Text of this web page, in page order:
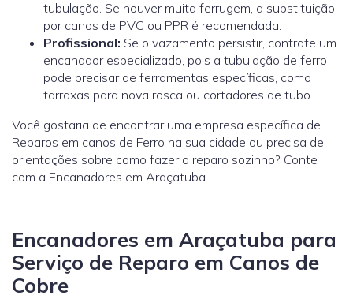
tubulação. Se houver muita ferrugem, a substituição
por canos de PVC ou PPR é recomendada.
Profissional: Se o vazamento persistir, contrate um
encanador especializado, pois a tubulação de ferro
pode precisar de ferramentas específicas, como
tarraxas para nova rosca ou cortadores de tubo.
Você gostaria de encontrar uma empresa específica de
Reparos em canos de Ferro na sua cidade ou precisa de
orientações sobre como fazer o reparo sozinho? Conte
com a Encanadores em Araçatuba.
Encanadores em Araçatuba para
Serviço de Reparo em Canos de
Cobre